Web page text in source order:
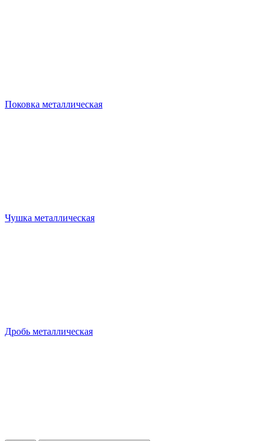
Поковка металлическая
Чушка металлическая
Дробь металлическая